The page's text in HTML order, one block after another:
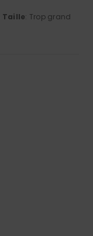
Taille: Trop grand